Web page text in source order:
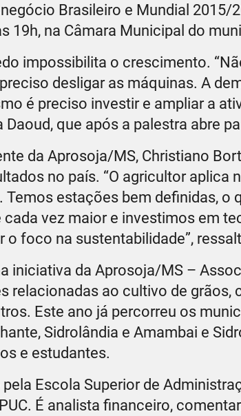
Brasileiro e Mundial 2015/
19h, na Câmara Municipal do
impossibilita o crescimento.
desligar as máquinas. A
é preciso investir e ampliar a
Daoud, que após a palestra abre
da Aprosoja/MS, Christiano
no país. “O agricultor aplica
estações bem definidas, o
vez maior e investimos em
o foco na sustentabilidade”,
iniciativa da Aprosoja/MS –
relacionadas ao cultivo de grãos,
Este ano já percorreu os
Sidrolândia e Amambai e
e estudantes.
Escola Superior de
É analista financeiro,